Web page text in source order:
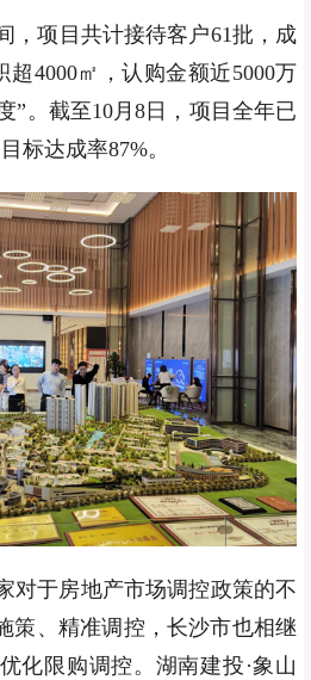
，项目共计接待客户61批，成
4000㎡，认购金额近5000万
”。截至10月8日，项目全年已
标达成率87%。
对于房地产市场调控政策的不
策、精准调控，长沙市也相继
化限购调控。湖南建投·象山